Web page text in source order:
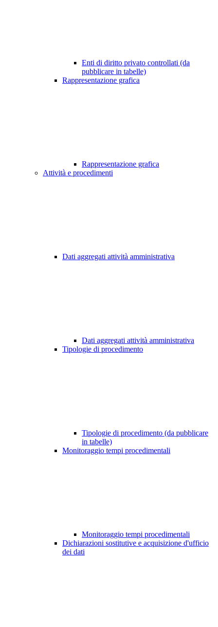
Enti di diritto privato controllati (da
pubblicare in tabelle)
Rappresentazione grafica
Rappresentazione grafica
Attività e procedimenti
Dati aggregati attività amministrativa
Dati aggregati attività amministrativa
Tipologie di procedimento
Tipologie di procedimento (da pubblicare
in tabelle)
Monitoraggio tempi procedimentali
Monitoraggio tempi procedimentali
Dichiarazioni sostitutive e acquisizione d'ufficio
dei dati